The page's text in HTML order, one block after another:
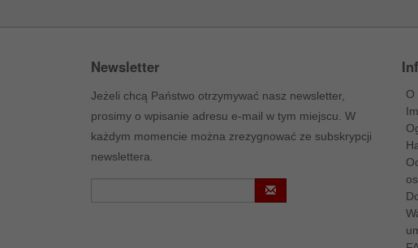
Newsletter
Jeżeli chcą Państwo otrzymywać nasz newsletter,
prosimy o wpisanie adresu e-mail w tym miejscu. W
każdym momencie można zrezygnować ze subskrypcji
newslettera.
O